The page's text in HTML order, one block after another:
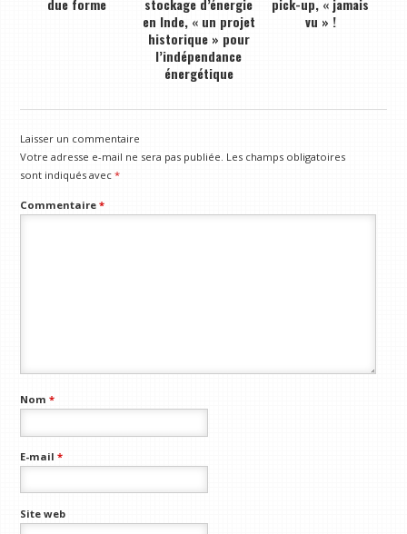
en Inde, « un projet
historique » pour
l’indépendance
énergétique
vu » !
Laisser un commentaire
Votre adresse e-mail ne sera pas publiée. Les champs obligatoires
sont indiqués avec*
Commentaire*
Nom*
E-mail*
Site web